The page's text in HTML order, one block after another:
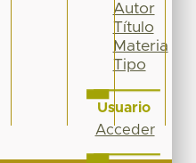
Autor
Título
Materia
Tipo
Usuario
Acceder